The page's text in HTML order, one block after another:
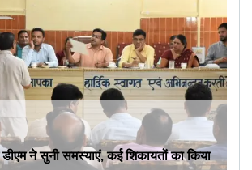
ने सुनी समस्याएं, कई शिकायतों का किया